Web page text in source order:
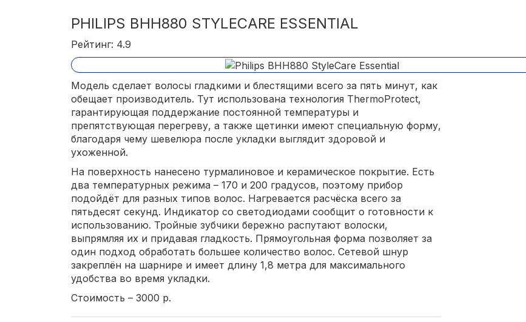
PHILIPS BHH880 STYLECARE ESSENTIAL
Рейтинг: 4.9
Модель сделает волосы гладкими и блестящими всего за пять минут, как
обещает производитель. Тут использована технология ThermoProtect,
гарантирующая поддержание постоянной температуры и
препятствующая перегреву, а также щетинки имеют специальную форму,
благодаря чему шевелюра после укладки выглядит здоровой и
ухоженной.
На поверхность нанесено турмалиновое и керамическое покрытие. Есть
два температурных режима – 170 и 200 градусов, поэтому прибор
подойдёт для разных типов волос. Нагревается расчёска всего за
пятьдесят секунд. Индикатор со светодиодами сообщит о готовности к
использованию. Тройные зубчики бережно распутают волоски,
выпрямляя их и придавая гладкость. Прямоугольная форма позволяет за
один подход обработать большее количество волос. Сетевой шнур
закреплён на шарнире и имеет длину 1,8 метра для максимального
удобства во время укладки.
Стоимость – 3000 р.